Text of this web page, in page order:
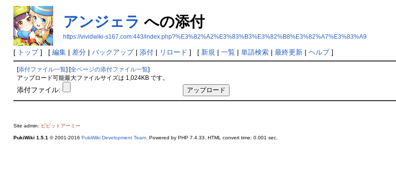
アンジェラ への添付
https://vividwiki-s167.com:443/index.php?%E3%82%A2%E3%83%B3%E3%82%B8%E3%82%A7%E3%83%A9
[ トップ] [ 編集| 差分| バックアップ| 添付| リロード ] [ 新規 | 一覧| 単語検索| 最終更新| ヘルプ]
[添付ファイル一覧 ] [全ページの添付ファイル一覧
アップロード可能最大ファイルサイズは 1,024KB です。
添付ファイル:
Site admin: ビビットアーミー
PukiWiki 1.5.1 © 2001-2016 PukiWiki Development Team. Powered by PHP 7.4.33. HTML convert time: 0.001 sec.